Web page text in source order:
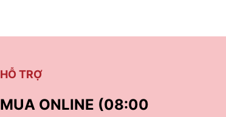
HỖ TRỢ
MUA ONLINE (08:00